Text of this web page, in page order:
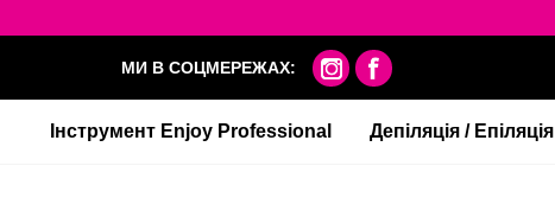
МИ В СОЦМЕРЕЖАХ:
Інструмент Enjoy Professional Депіляція / Епіляція